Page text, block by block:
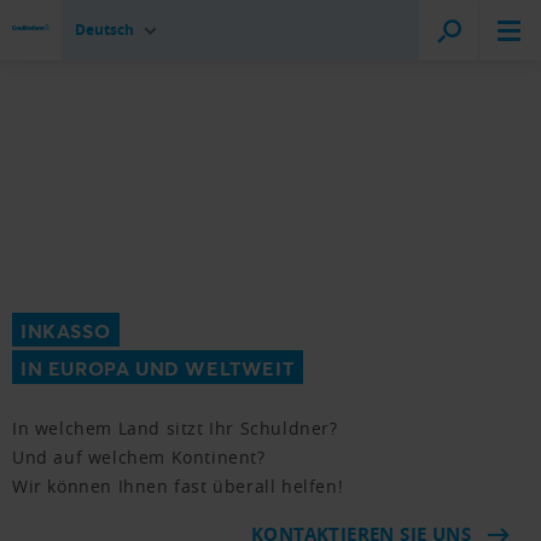
Deutsch
INKASSO
IN EUROPA UND WELTWEIT
In welchem Land sitzt Ihr Schuldner?
Und auf welchem Kontinent?
Wir können Ihnen fast überall helfen!
KONTAKTIEREN SIE UNS